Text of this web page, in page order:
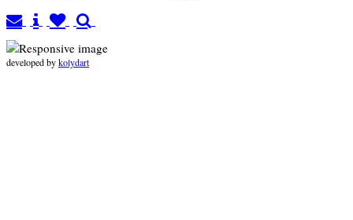
developed bykolydart